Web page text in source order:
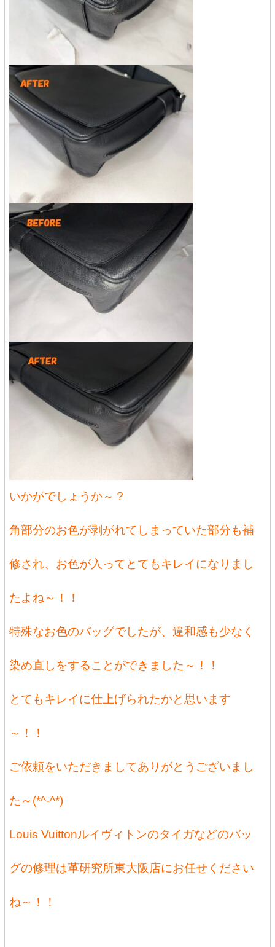
いかがでしょうか～？
角部分のお色が剥がれてしまっていた部分も補
修され、お色が入ってとてもキレイになりまし
たよね～！！
特殊なお色のバッグでしたが、違和感も少なく
染め直しをすることができました～！！
とてもキレイに仕上げられたかと思います
～！！
ご依頼をいただきましてありがとうございまし
た～(*^-^*)
Louis Vuittonルイヴィトンのタイガなどのバッ
グの修理は革研究所東大阪店にお任せください
ね～！！